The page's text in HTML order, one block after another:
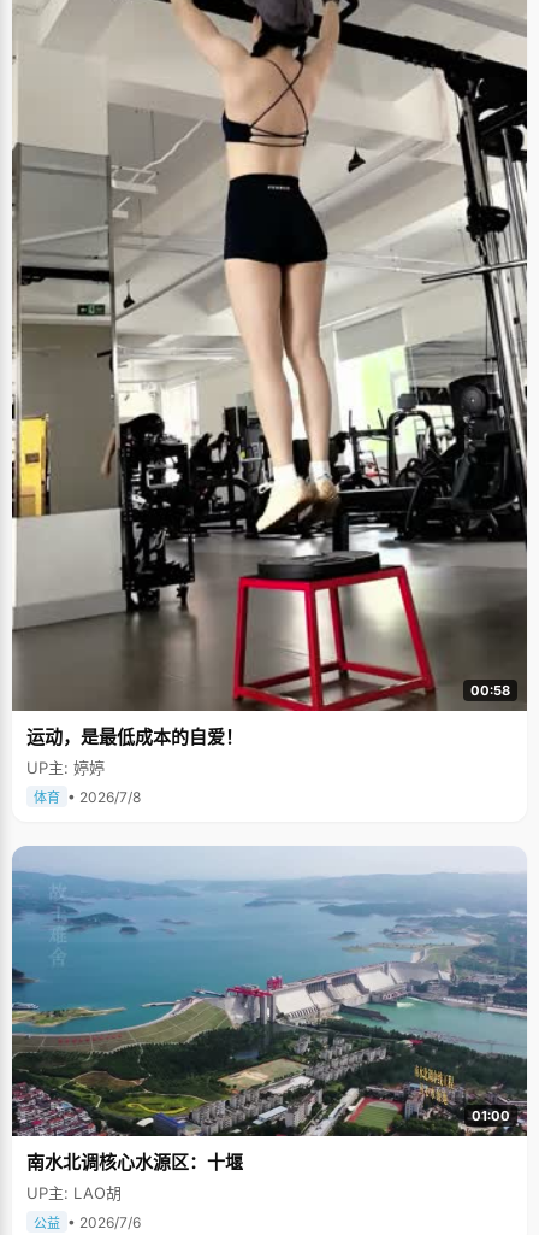
00:58
运动，是最低成本的自爱！
UP主: 婷婷
体育 • 2026/7/8
01:00
南水北调核心水源区：十堰
UP主: LAO胡
公益 • 2026/7/6